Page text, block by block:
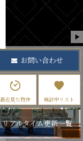
お問い合わせ
最近見た物件 検討中リスト
リアルタイム更新一覧